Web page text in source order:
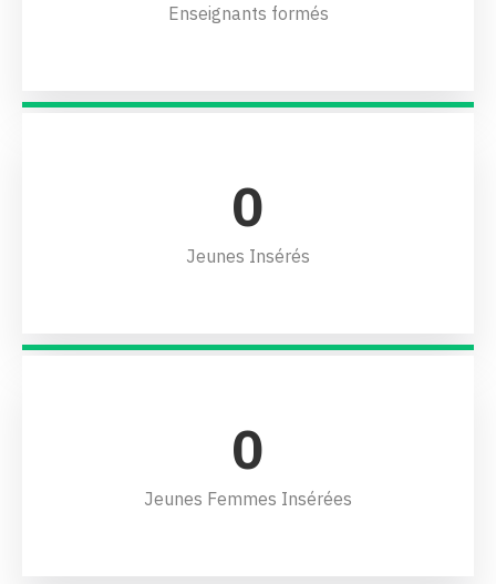
Enseignants formés
0
Jeunes Insérés
0
Jeunes Femmes Insérées